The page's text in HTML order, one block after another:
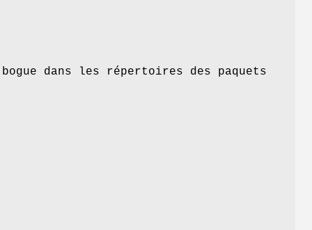
dans les répertoires des paquets